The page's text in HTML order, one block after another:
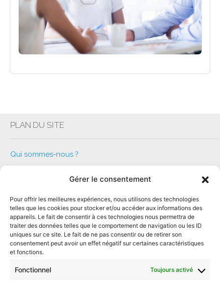
Gérer le consentement
Pour offrir les meilleures expériences, nous utilisons des technologies
telles que les cookies pour stocker et/ou accéder aux informations des
appareils. Le fait de consentir à ces technologies nous permettra de
traiter des données telles que le comportement de navigation ou les ID
uniques sur ce site. Le fait de ne pas consentir ou de retirer son
consentement peut avoir un effet négatif sur certaines caractéristiques
et fonctions.
Fonctionnel Toujours activé
PLAN DU SITE
Qui sommes-nous ?
Que faisons-nous ?
Notre équipe Altimérienne
Rejoignez-nous
Nos actualités
Contactez-nous
Politique de cookies (UE)
Mentions légales